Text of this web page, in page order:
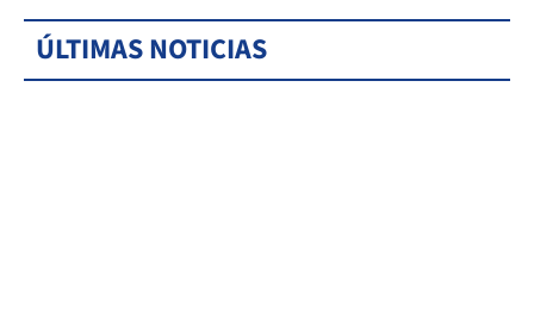
ÚLTIMAS NOTICIAS